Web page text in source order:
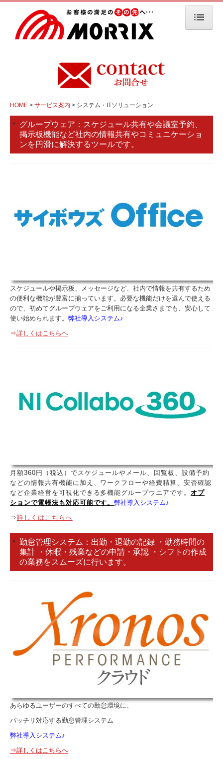
HOME
会社概要/PVMV
サービス案内
イベント／セミナー
入社希望の皆様へ
リモートサポート
HOME サービス案内 システム・ITソリューション
グループウェア： スケジュール共有や会議室予約、
掲示板機能など社内の情報共有やコミュニケーショ
ンを円滑に解決するツールです。
スケジュールや掲示板、メッセージなど、社内で情報を共有するため
の便利な機能が豊富に揃っています。必要な機能だけを選んで使える
ので、初めてグループウェアをご利用になる企業さまでも、安心して
使い始められます。 弊社導入システム♪
⇒詳しくはこちらへ
月額360円（税込）でスケジュールやメール、回覧板、設備予約
などの情報共有機能に加え、ワークフローや経費精算、安否確認
など企業経営を可視化できる多機能グループウエアです。 オプ
ションで電帳法も対応可能です。弊社導入システム♪
⇒詳しくはこちらへ
勤怠管理システム： 出勤・退勤の記録 ・勤務時間の
集計 ・休暇・残業などの申請・承認 ・シフトの作成
の業務をスムーズに行います。
あらゆるユーザーのすべての勤怠環境に、
バッチリ対応する勤怠管理システム
弊社導入システム♪
⇒詳しくはこちらへ